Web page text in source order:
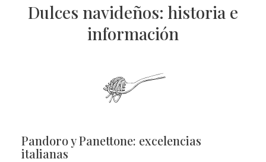
Dulces navideños: historia e
información
Pandoro y Panettone: excelencias
italianas